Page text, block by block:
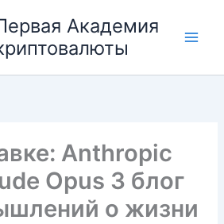
Академия
Anthropic
Opus 3 блог
о жизни